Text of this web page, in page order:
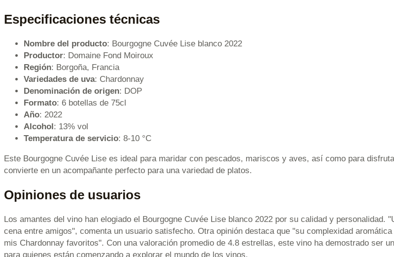
Especificaciones técnicas
Nombre del producto: Bourgogne Cuvée Lise blanco 2022
Productor: Domaine Fond Moiroux
Región: Borgoña, Francia
Variedades de uva: Chardonnay
Denominación de origen: DOP
Formato: 6 botellas de 75cl
Año: 2022
Alcohol: 13% vol
Temperatura de servicio: 8-10 °C
Este Bourgogne Cuvée Lise es ideal para maridar con pescados, mariscos y aves, así como para
convierte en un acompañante perfecto para una variedad de platos.
Opiniones de usuarios
Los amantes del vino han elogiado el Bourgogne Cuvée Lise blanco 2022 por su calidad y personalidad.
cena entre amigos", comenta un usuario satisfecho. Otra opinión destaca que "su complexidad
mis Chardonnay favoritos". Con una valoración promedio de 4.8 estrellas, este vino ha demostrado ser
para quienes están comenzando a explorar el mundo de los vinos.